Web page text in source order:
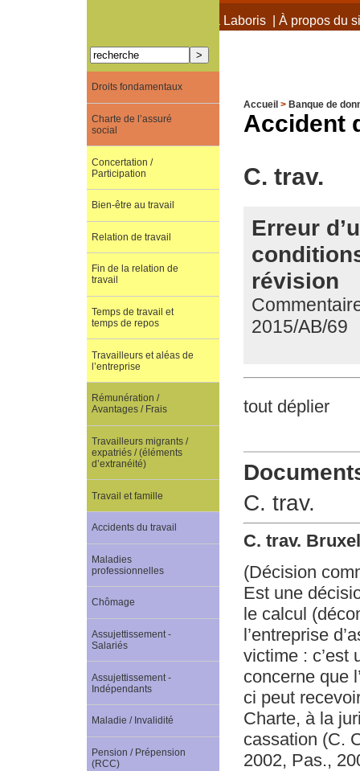
À propos de Terra Laboris| À propos du
Accueil > Banque de
Accident
C. trav.
Erreur
révision
2015/AB/69
tout déplier
C. trav.
C. trav.
(Décision
Est une
le calcul
l’entreprise
victime : c’est
concerne que
ci peut
Charte, à la
cassation (C.
2002, Pas.,
Droits fondamentaux
Charte de l’assuré
social
Concertation /
Participation
Bien-être au travail
Relation de travail
Fin de la relation de
travail
Temps de travail et
temps de repos
Travailleurs et aléas de
l’entreprise
Rémunération /
Avantages / Frais
Travailleurs migrants /
expatriés / (éléments
d’extranéité)
Travail et famille
Accidents du travail
Maladies
professionnelles
Chômage
Assujettissement -
Salariés
Assujettissement -
Indépendants
Maladie / Invalidité
Pension / Prépension
(RCC)